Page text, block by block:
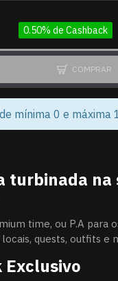
0.50% de Cashback
COMPRAR
mínima 0 e máxima
turbinada na
time, ou P.A para
quests, outfits e
Exclusivo